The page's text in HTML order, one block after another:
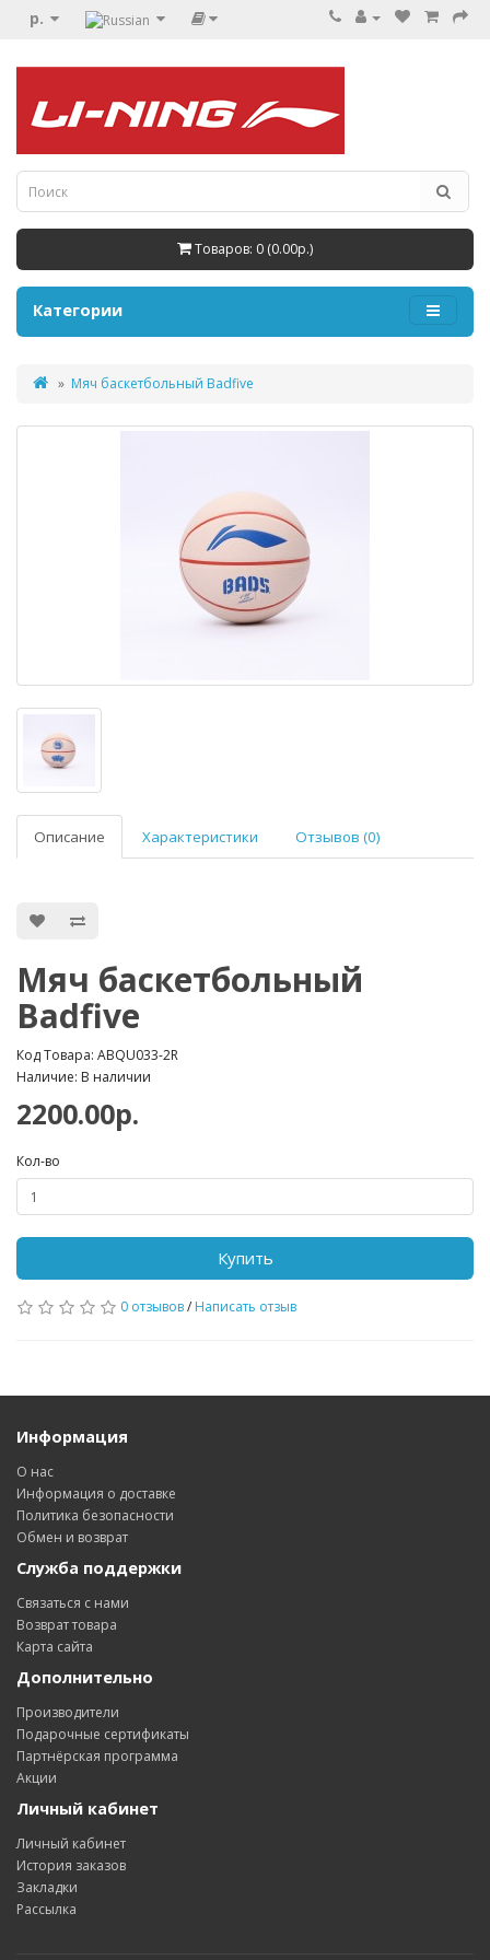
р.
Товаров: 0 (0.00р.)
Категории
Мяч баскетбольный Badfive
Описание Характеристики Отзывов (0)
Мяч баскетбольный
Badfive
Код Товара: ABQU033-2R
Наличие: В наличии
2200.00р.
Кол-во
Купить
0 отзывов/ Написать отзыв
Информация
О нас
Информация о доставке
Политика безопасности
Обмен и возврат
Служба поддержки
Связаться с нами
Возврат товара
Карта сайта
Дополнительно
Производители
Подарочные сертификаты
Партнёрская программа
Акции
Личный кабинет
Личный кабинет
История заказов
Закладки
Рассылка